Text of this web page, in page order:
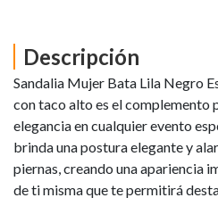
Descripción
Sandalia Mujer Bata Lila Negro
con taco alto es el complemento
elegancia en cualquier evento
brinda una postura elegante y
piernas, creando una apariencia
de ti misma que te permitirá